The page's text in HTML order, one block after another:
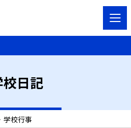
校日記
学校行事